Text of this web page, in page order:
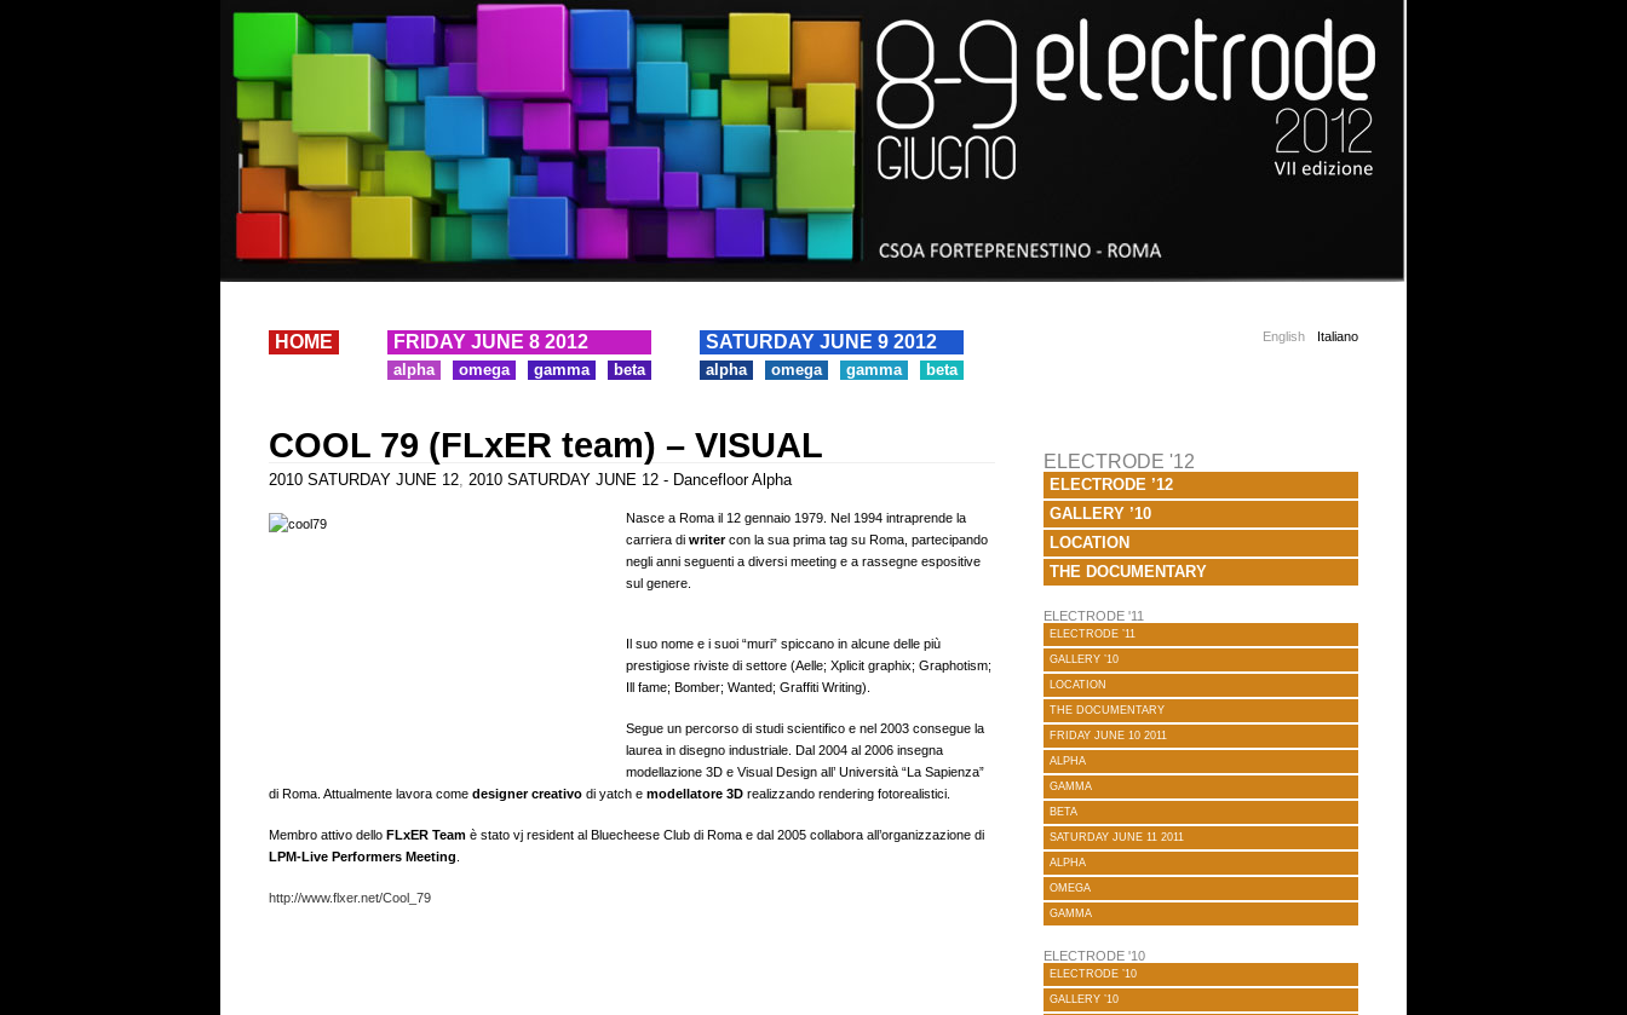
HOME FRIDAY JUNE 8 2012
alpha omega gamma beta
SATURDAY JUNE 9 2012
alpha omega gamma beta
English Italiano
COOL 79 (FLxER team) – VISUAL
2010 SATURDAY JUNE 12, 2010 SATURDAY JUNE 12 - Dancefloor Alpha
Nasce a Roma il 12 gennaio 1979. Nel 1994 intraprende la
carriera di writercon la sua prima tag su Roma, partecipando
negli anni seguenti a diversi meeting e a rassegne espositive
sul genere.
Il suo nome e i suoi “muri” spiccano in alcune delle più
prestigiose riviste di settore (Aelle; Xplicit graphix; Graphotism;
Ill fame; Bomber; Wanted; Graffiti Writing).
Segue un percorso di studi scientifico e nel 2003 consegue la
laurea in disegno industriale. Dal 2004 al 2006 insegna
modellazione 3D e Visual Design all’ Università “La Sapienza”
di Roma. Attualmente lavora come designer creativo di yatch e modellatore 3D realizzando rendering fotorealistici.
Membro attivo dello FLxER Team è stato vj resident al Bluecheese Club di Roma e dal 2005 collabora all’organizzazione di
LPM-Live Performers Meeting
http://www.flxer.net/Cool_79
ELECTRODE '12
ELECTRODE ’12
GALLERY ’10
LOCATION
THE DOCUMENTARY
ELECTRODE '11
ELECTRODE ’11
GALLERY ’10
LOCATION
THE DOCUMENTARY
FRIDAY JUNE 10 2011
ALPHA
GAMMA
BETA
SATURDAY JUNE 11 2011
ALPHA
OMEGA
GAMMA
ELECTRODE '10
ELECTRODE ’10
GALLERY ’10